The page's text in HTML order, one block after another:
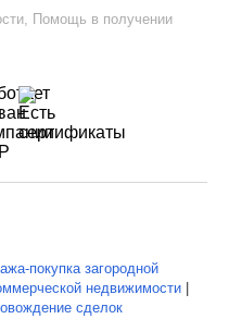
, Помощь в получении
покупка загородной
недвижимости
сделок